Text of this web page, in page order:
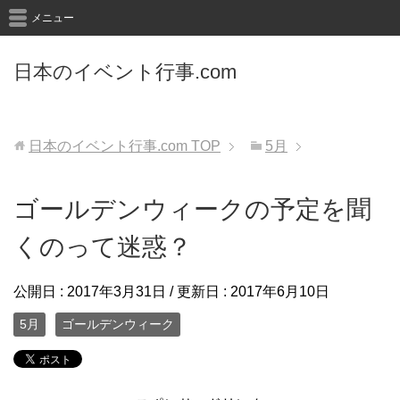
日本のイベント行事.com
メニュー
日本のイベント行事.com TOP 5月
ゴールデンウィークの予定を聞
くのって迷惑？
公開日 : 2017年3月31日 / 更新日 : 2017年6月10日
5月 ゴールデンウィーク